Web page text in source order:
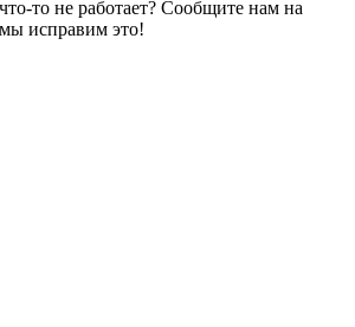
то не работает? Сообщите нам на
исправим это!